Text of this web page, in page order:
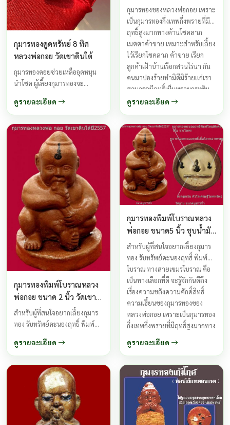
กุมารทองดูดทรัพย์ 8 ทิศ
หลวงพ่อกอย วัดเขาดินใต้
กุมารทองคอยช่วยเหลืออุดหนุน
นำโชค ผู้เลี้ยงกุมารทองจะ
อดอยากยากจน จะไม่มีวันเกิดขึ้น
จะมีกินมีใช้ตลอดชีวิต ทำมาค้า
ขึ้น กิจการรุ่งเรือง ...
ดูรายละเอียด
ดินใต้ ปี 2557
กุมารทองของหลวงพ่อกอย เพราะ
เป็นกุมารทองกึ่งเทพกึ่งพรายที่มี
ฤทธิ์สูงมากทางด้านโชคลาภ
เมตตาค้าขาย เหมาะสำหรับเลี้ยง
ไว้เรียกโชคลาภ ค้าขาย เรียก
ลูกค้าเฝ้าบ้านเรือกสวนไร่นา กัน
คนมาปองร้ายทำมิดีมิร้ายแก่เรา
สามารถมีฤทธิ์เป็นพรายกระซิบ
บอกเหตุร้าย ...
ดูรายละเอียด
กุมารทองพิมพ์โบราณหลวง
พ่อกอย ขนาด 2 นิ้ว วัดเขา
ดินใต้ ปี 2557
สำหรับผู้ที่สนใจอยากเลี้ยงกุมาร
ทอง รับทรัพย์คะนองฤทธิ์ พิมพ์
เป็นทางเลือกที่ดี จะรู้จักกันดีถึง
เรื่องความขลังความศักดิ์สิทธิ์
ความเฮี้ยนของกุมารทองของ
หลวงพ่อกอย เพราะเป็นกุมารทอง
กึ่งเทพกึ่งพรายที่มีฤทธิ์สูงมากทาง
ด้านโชคลาภเมตตาค้าขาย ...
ดูรายละเอียด
กุมารทองพิมพ์โบราณหลวง
พ่อกอย ขนาด5 นิ้ว ชุบน้ำมัน
มหาเสน่ห์โภคทรัพย์ วัดเขา
ดินใต้ ปี 2557
สำหรับผู้ที่สนใจอยากเลี้ยงกุมาร
ทอง รับทรัพย์คะนองฤทธิ์ พิมพ์
โบราณ ทางสายเขมรโบราณ คือ
เป็นทางเลือกที่ดี จะรู้จักกันดีถึง
เรื่องความขลังความศักดิ์สิทธิ์
ความเฮี้ยนของกุมารทองของ
หลวงพ่อกอย เพราะเป็นกุมารทอง
กึ่งเทพกึ่งพรายที่มีฤทธิ์สูงมากทาง
ด้านโชคลาภเมตตาค้าขาย ...
ดูรายละเอียด